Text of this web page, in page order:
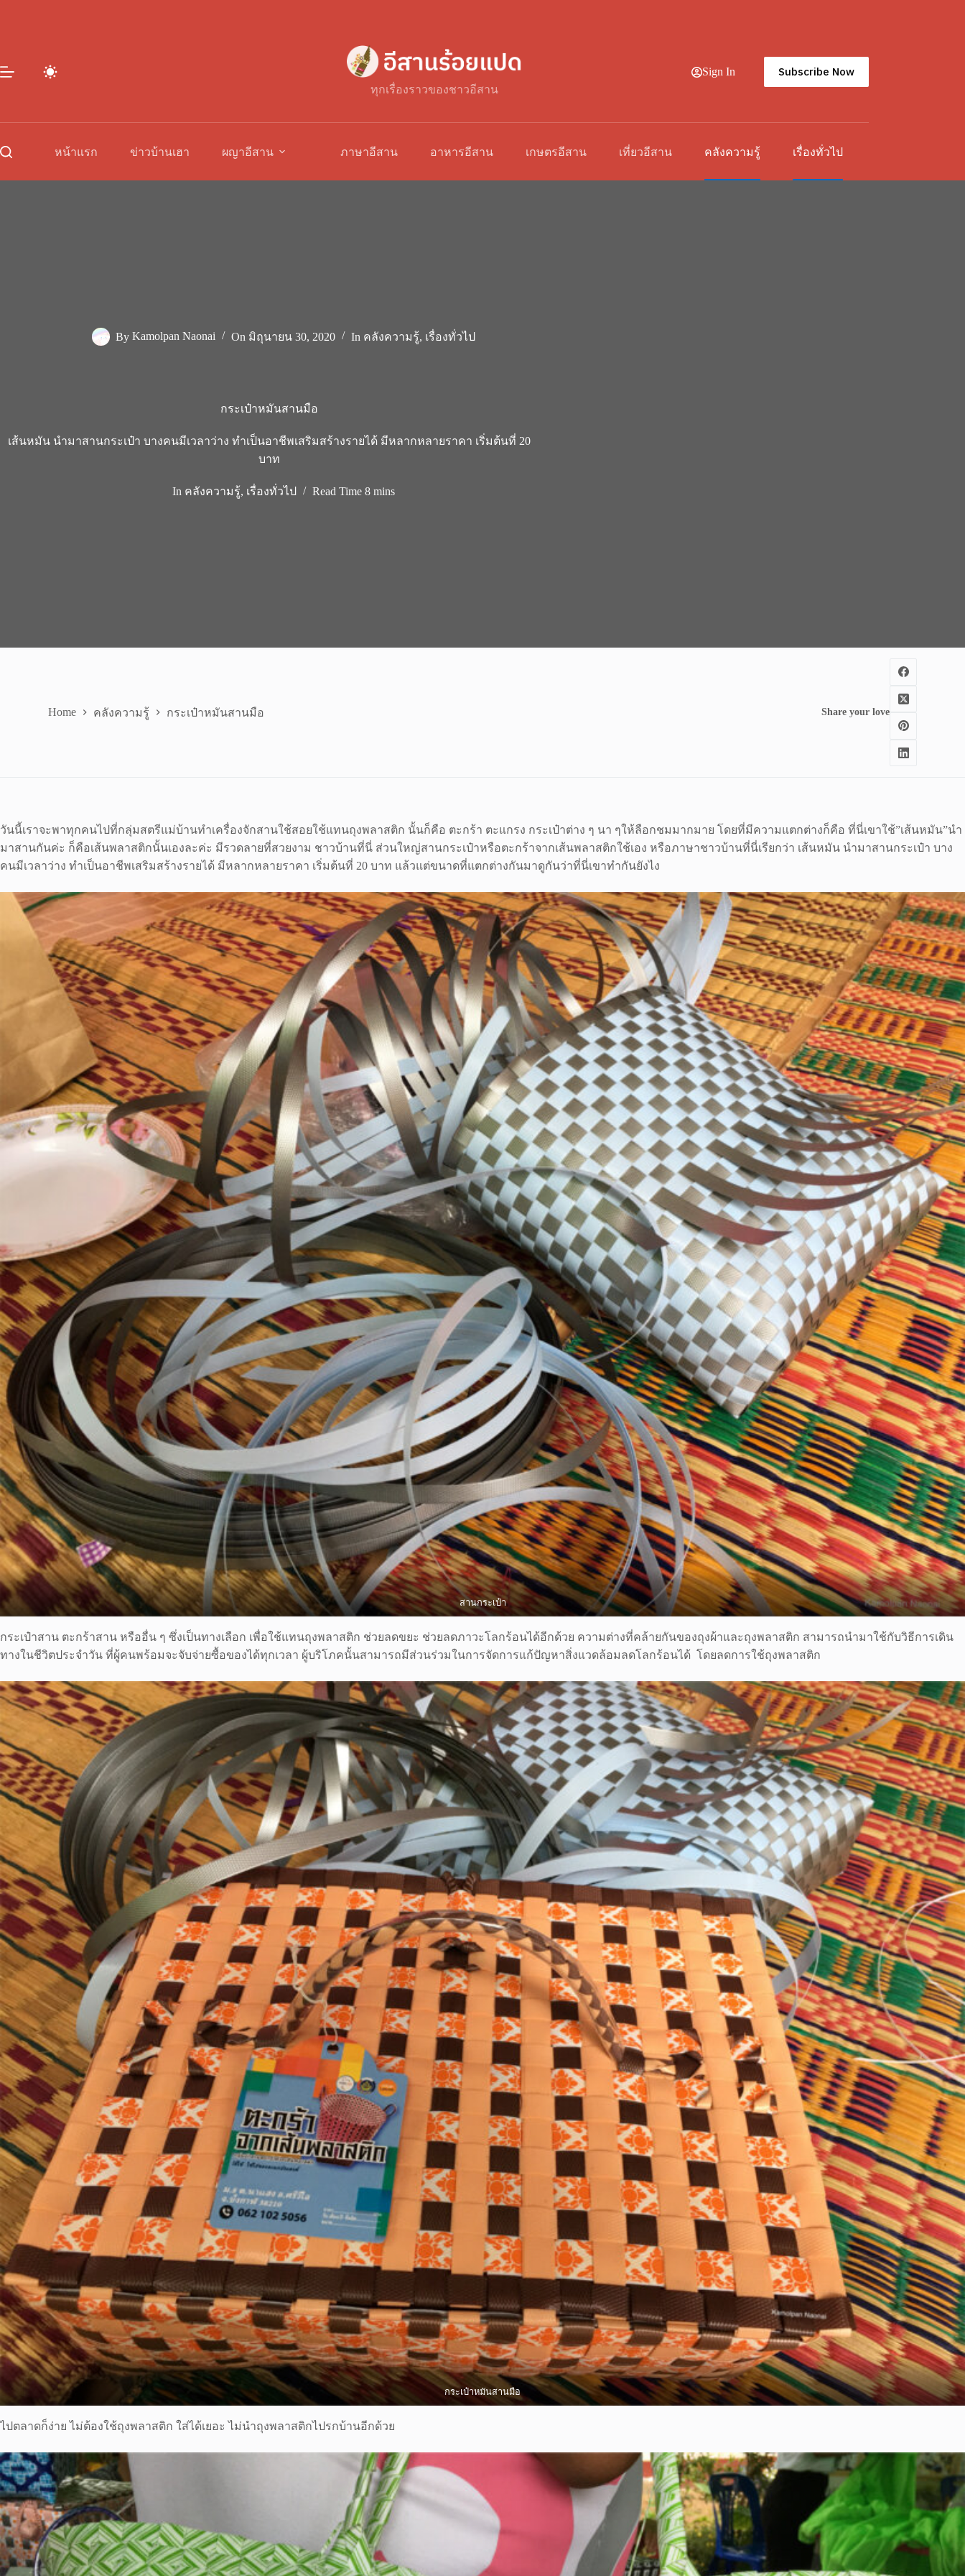
ทุกเรื่องราวของชาวอีสาน
Sign In Subscribe Now
หน้าแรก ข่าวบ้านเฮา ผญาอีสาน ภาษาอีสาน อาหารอีสาน เกษตรอีสาน เที่ยวอีสาน คลังความรู้ เรื่องทั่วไป
By Kamolpan Naonai On มิถุนายน 30, 2020 In คลังความรู้, เรื่องทั่วไป
กระเป๋าหมันสานมือ
เส้นหมัน นำมาสานกระเป๋า บางคนมีเวลาว่าง ทำเป็นอาชีพเสริมสร้างรายได้ มีหลากหลายราคา เริ่มต้นที่ 20
บาท
In คลังความรู้, เรื่องทั่วไป Read Time 8 mins
Home คลังความรู้ กระเป๋าหมันสานมือ Share your love
วันนี้เราจะพาทุกคนไปที่กลุ่มสตรีแม่บ้านทำเครื่องจักสานใช้สอยใช้แทนถุงพลาสติก นั้นก็คือ ตะกร้า ตะแกรง กระเป๋าต่าง ๆ นา ๆให้ลือกชมมากมาย โดยที่มีความแตกต่างก็คือ ที่นี่เขาใช้”เส้นหมัน”นำ
มาสานกันค่ะ ก็คือเส้นพลาสติกนั้นเองละค่ะ มีรวดลายที่สวยงาม ชาวบ้านที่นี่ ส่วนใหญ่สานกระเป๋าหรือตะกร้าจากเส้นพลาสติกใช้เอง หรือภาษาชาวบ้านที่นี่เรียกว่า เส้นหมัน นำมาสานกระเป๋า บาง
คนมีเวลาว่าง ทำเป็นอาชีพเสริมสร้างรายได้ มีหลากหลายราคา เริ่มต้นที่ 20 บาท แล้วแต่ขนาดที่แตกต่างกันมาดูกันว่าที่นี่เขาทำกันยังไง
สานกระเป๋า
กระเป๋าสาน ตะกร้าสาน หรืออื่น ๆ ซึ่งเป็นทางเลือก เพื่อใช้แทนถุงพลาสติก ช่วยลดขยะ ช่วยลดภาวะโลกร้อนได้อีกด้วย ความต่างที่คล้ายกันของถุงผ้าและถุงพลาสติก สามารถนำมาใช้กับวิธีการเดิน
ทางในชีวิตประจำวัน ที่ผู้คนพร้อมจะจับจ่ายซื้อของได้ทุกเวลา ผู้บริโภคนั้นสามารถมีส่วนร่วมในการจัดการแก้ปัญหาสิ่งแวดล้อมลดโลกร้อนได้ โดยลดการใช้ถุงพลาสติก
กระเป๋าหมันสานมือ
ไปตลาดก็ง่าย ไม่ต้องใช้ถุงพลาสติก ใส่ได้เยอะ ไม่นำถุงพลาสติกไปรกบ้านอีกด้วย